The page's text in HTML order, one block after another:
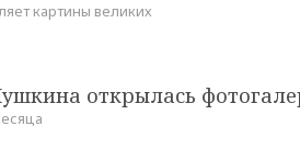
картины великих
открылась